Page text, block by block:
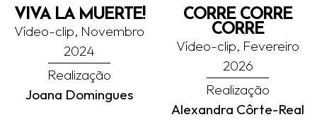
VIVA LA MUERTE!
Vídeo-clip, Novembro
2024
Realização
Joana Domingues
CORRE CORRE
CORRE
Vídeo-clip, Fevereiro
2026
Realização
Alexandra Côrte-Real